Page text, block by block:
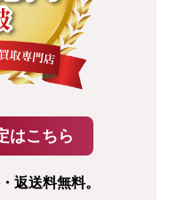
返送料無料。